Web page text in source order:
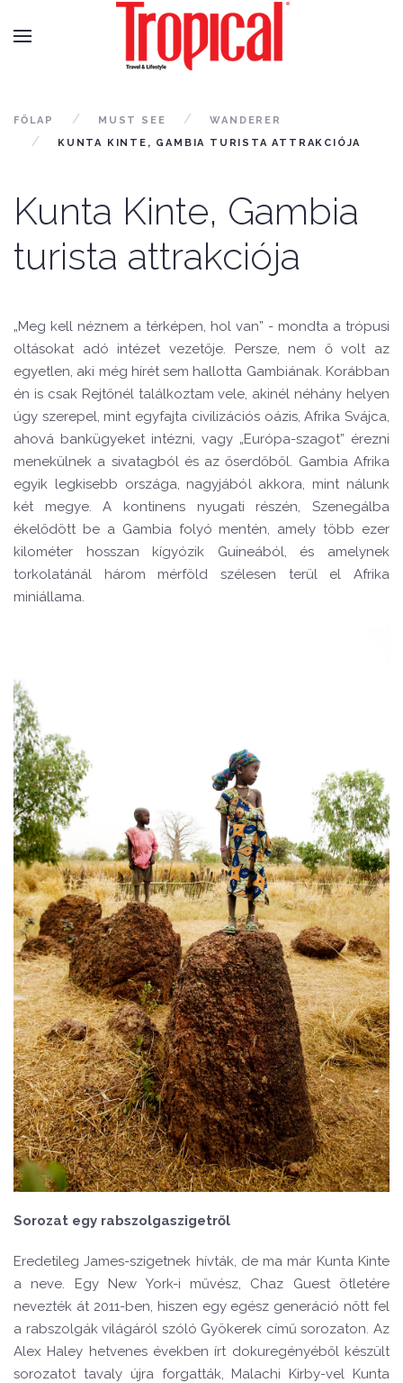
FŐLAP MUST SEE
WANDERER
KUNTA KINTE, GAMBIA TURISTA ATTRAKCIÓJA
Kunta Kinte, Gambia
turista attrakciója
„Meg kell néznem a térképen, hol van” - mondta a trópusi
oltásokat adó intézet vezetője. Persze, nem ő volt az
egyetlen, aki még hírét sem hallotta Gambiának. Korábban
én is csak Rejtőnél találkoztam vele, akinél néhány helyen
úgy szerepel, mint egyfajta civilizációs oázis, Afrika Svájca,
ahová bankügyeket intézni, vagy „Európa-szagot” érezni
menekülnek a sivatagból és az őserdőből. Gambia Afrika
egyik legkisebb országa, nagyjából akkora, mint nálunk
két megye. A kontinens nyugati részén, Szenegálba
ékelődött be a Gambia folyó mentén, amely több ezer
kilométer hosszan kígyózik Guineából, és amelynek
torkolatánál három mérföld szélesen terül el Afrika
miniállama.
Sorozat egy rabszolgaszigetről
Eredetileg James-szigetnek hívták, de ma már Kunta Kinte
a neve. Egy New York-i művész, Chaz Guest ötletére
nevezték át 2011-ben, hiszen egy egész generáció nőtt fel
a rabszolgák világáról szóló Gyökerek című sorozaton. Az
Alex Haley hetvenes években írt dokuregényéből készült
sorozatot tavaly újra forgatták, Malachi Kirby-vel Kunta